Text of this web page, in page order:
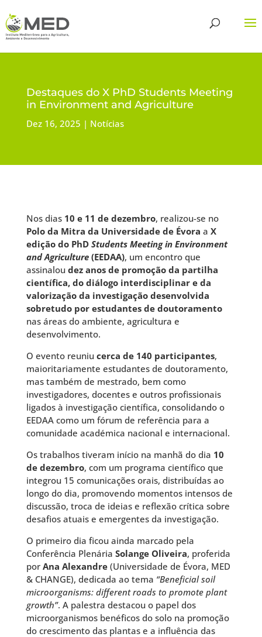
Destaques do X PhD Students Meeting
in Environment and Agriculture
Dez 16, 2025 Notícias
Nos dias 10 e 11 de dezembro, realizou-se no
Polo da Mitra da Universidade de Évora a X
edição do PhD Students Meeting in Environment
and Agriculture(EEDAA), um encontro que
assinalou dez anos de promoção da partilha
científica, do diálogo interdisciplinar e da
valorização da investigação desenvolvida
sobretudo por estudantes de doutoramento
nas áreas do ambiente, agricultura e
desenvolvimento.
O evento reuniu cerca de 140 participantes,
maioritariamente estudantes de doutoramento,
mas também de mestrado, bem como
investigadores, docentes e outros profissionais
ligados à investigação científica, consolidando o
EEDAA como um fórum de referência para a
comunidade académica nacional e internacional.
Os trabalhos tiveram início na manhã do dia 10
de dezembro, com um programa científico que
integrou 15 comunicações orais, distribuídas ao
longo do dia, promovendo momentos intensos de
discussão, troca de ideias e reflexão crítica sobre
desafios atuais e emergentes da investigação.
O primeiro dia ficou ainda marcado pela
Conferência Plenária Solange Oliveira, proferida
por Ana Alexandre(Universidade de Évora, MED
& CHANGE), dedicada ao tema “Beneficial soil
microorganisms: different roads to promote plant
growth”. A palestra destacou o papel dos
microorganismos benéficos do solo na promoção
do crescimento das plantas e a influência das